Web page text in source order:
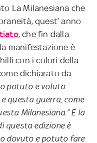
La Milanesiana che
quest’ anno
, che fin dalla
manifestazione è
con i colori della
dichiarato da
potuto e voluto
questa guerra, come
Milanesiana.” E la
questa edizione è
dovuto e potuto fare